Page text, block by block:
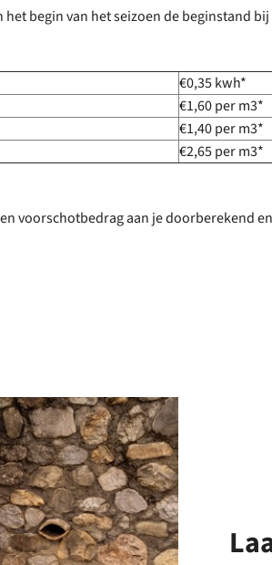
begin van het seizoen de beginstand
€0,35 kwh*
€1,60 per m3*
€1,40 per m3*
€2,65 per m3*
voorschotbedrag aan je doorberekend